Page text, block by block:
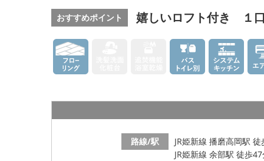
おすすめポイント 嬉しいロフト付き １
路線/駅
JR姫新線 播磨高岡駅
JR姫新線 余部駅 徒歩